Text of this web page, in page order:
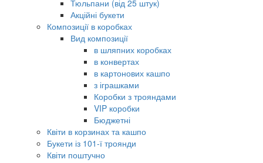
Тюльпани (від 25 штук)
Акційні букети
Композиції в коробках
Вид композиції
в шляпних коробках
в конвертах
в картонових кашпо
з іграшками
Коробки з трояндами
VIP коробки
Бюджетні
Квіти в корзинах та кашпо
Букети із 101-ї троянди
Квіти поштучно